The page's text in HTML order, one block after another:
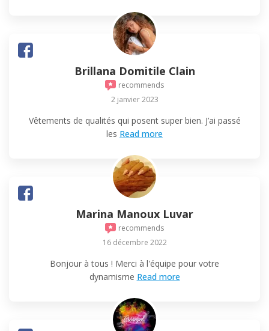
Brillana Domitile Clain
recommends
2 janvier 2023
Vêtements de qualités qui posent super bien. J’ai passé
les Read more
Marina Manoux Luvar
recommends
16 décembre 2022
Bonjour à tous ! Merci à l'équipe pour votre
dynamisme Read more